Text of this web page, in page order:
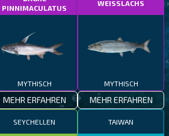
PINNIMACULATUS
MYTHISCH
MEHR ERFAHREN
WEISSLACHS
MYTHISCH
MEHR ERFAHREN
SEYCHELLEN TAIWAN